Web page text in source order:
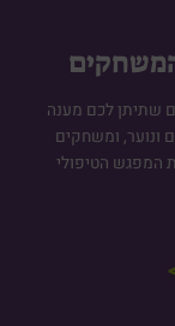
שתיתן לכם מענה
ונוער, ומשחקים
המפגש הטיפולי